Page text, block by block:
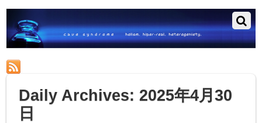
Daily Archives: 2025年4月30
日